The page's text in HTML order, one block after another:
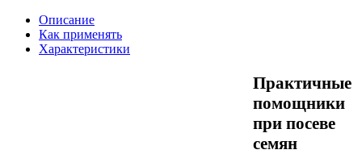
Описание
Как применять
Характеристики
Практичные
помощники
при посеве
семян